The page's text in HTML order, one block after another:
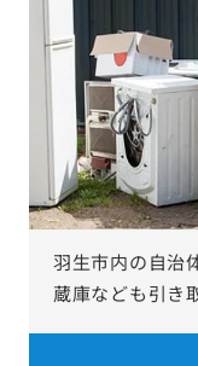
羽生市内の自治
蔵庫なども引き